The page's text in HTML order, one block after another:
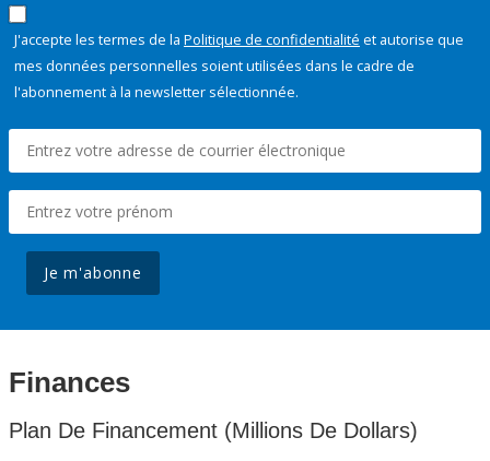
J'accepte les termes de la Politique de confidentialité et autorise que
mes données personnelles soient utilisées dans le cadre de
l'abonnement à la newsletter sélectionnée.
Je m'abonne
Finances
Plan De Financement (Millions De Dollars)